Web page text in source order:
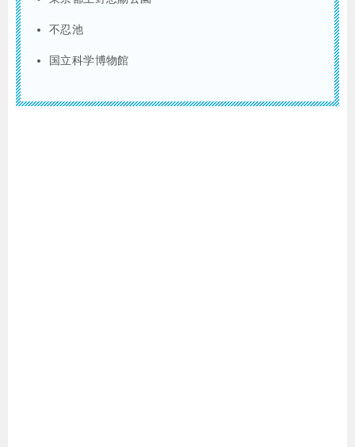
不忍池
国立科学博物館